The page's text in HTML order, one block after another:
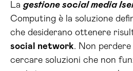
La gestione social media
Computing è la soluzione
che desiderano ottenere
social network. Non
cercare soluzioni che non